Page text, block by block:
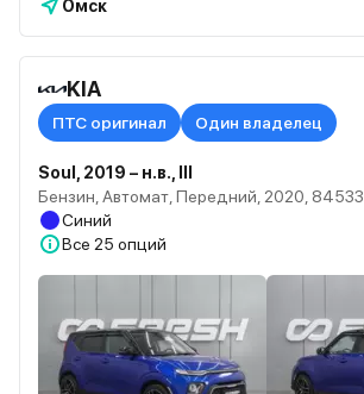
Омск
KIA
ПТС оригинал Один владелец
Soul, 2019 – н.в., III
Бензин, Автомат, Передний, 2020, 84533
Синий
Все 25 опций